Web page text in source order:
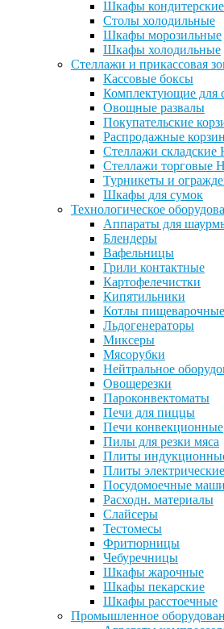
Шкафы кондитерские
Столы холодильные
Шкафы морозильные
Шкафы холодильные
Стеллажи и прикассовая
Кассовые боксы
Комплектующие для
Овощные развалы
Покупательские
Распродажные
Стеллажи
Стеллажи
Турникеты и
Шкафы для сумок
Технологическое
Аппараты для
Блендеры
Вафельницы
Грили контактные
Картофелечистки
Кипятильники
Котлы пищеварочные
Льдогенераторы
Миксеры
Мясорубки
Нейтральное
Овощерезки
Пароконвектоматы
Печи для пиццы
Печи конвекционные
Пилы для резки мяса
Плиты
Плиты электрические
Посудомоечные
Расходн. материалы
Слайсеры
Тестомесы
Фритюрницы
Чебуречницы
Шкафы жарочные
Шкафы пекарские
Шкафы расстоечные
Промышленное